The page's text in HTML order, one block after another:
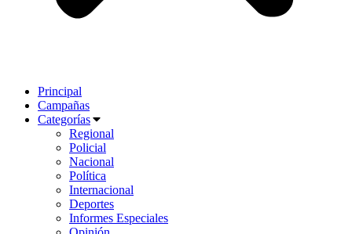
Principal
Campañas
Categorías
Regional
Policial
Nacional
Política
Internacional
Deportes
Informes Especiales